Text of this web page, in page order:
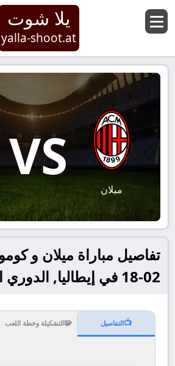
يلا شوت
yalla-shoot.at
ميلان
VS
02-18 في إيطاليا, الدوري الإيطالي
📺التفاصيل 🧩التشكيلة وخطة اللعب